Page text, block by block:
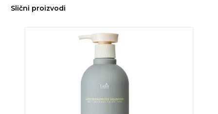
Slični proizvodi